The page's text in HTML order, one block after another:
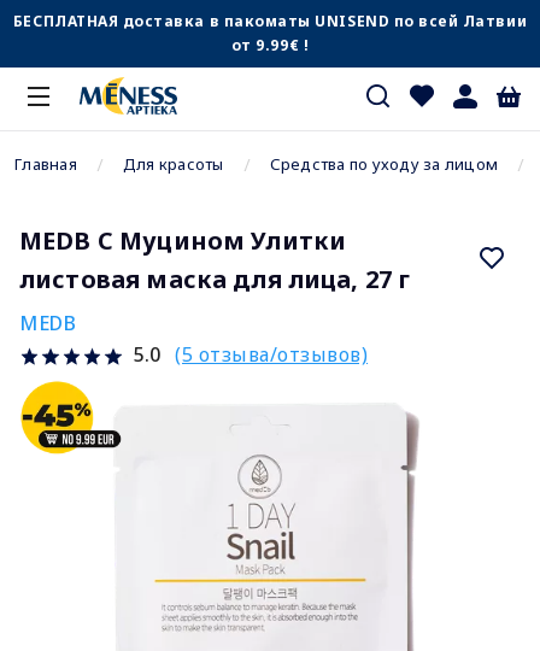
БЕСПЛАТНАЯ доставка в пакоматы UNISEND по всей Латвии
от 9.99€ !
Главная Для красоты Средства по уходу за лицом
MEDB С Муцином Улитки
листовая маска для лица, 27 г
MEDB
5.0 (5 отзыва/отзывов)